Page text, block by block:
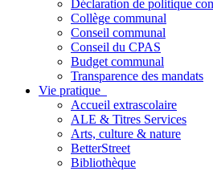
Déclaration de politique
Collège communal
Conseil communal
Conseil du CPAS
Budget communal
Transparence des mandats
Vie pratique
Accueil extrascolaire
ALE & Titres Services
Arts, culture & nature
BetterStreet
Bibliothèque